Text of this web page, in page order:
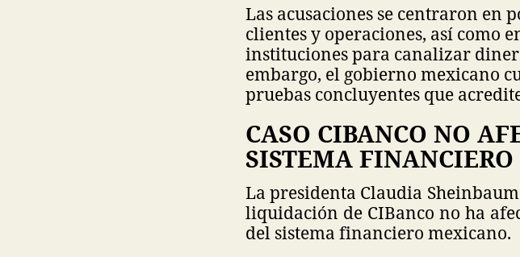
Las acusaciones se centraron en
clientes y operaciones, así como
instituciones para canalizar
embargo, el gobierno mexicano
pruebas concluyentes que
CASO CIBANCO NO
SISTEMA
La presidenta Claudia
liquidación de CIBanco no ha
del sistema financiero mexicano.